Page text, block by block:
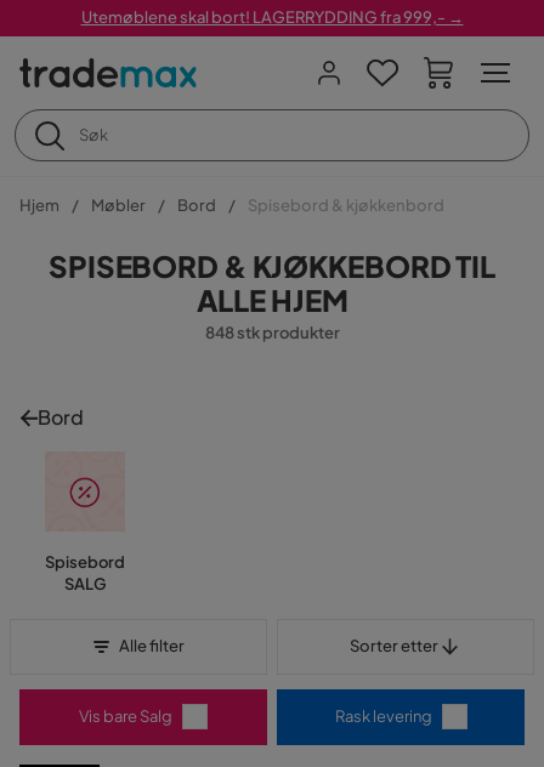
Utemøblene skal bort! LAGERRYDDING fra 999,- →
Hjem Møbler Bord Spisebord & kjøkkenbord
SPISEBORD & KJØKKEBORD TIL
ALLE HJEM
848 stk produkter
Bord
Spisebord
SALG
Alle filter Sorter etter
Vis bare Salg Rask levering